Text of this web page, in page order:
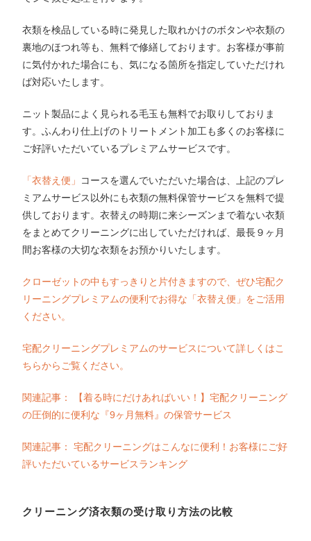
衣類を検品している時に発見した取れかけのボタンや衣類の
裏地のほつれ等も、無料で修繕しております。お客様が事前
に気付かれた場合にも、気になる箇所を指定していただけれ
ば対応いたします。
ニット製品によく見られる毛玉も無料でお取りしておりま
す。ふんわり仕上げのトリートメント加工も多くのお客様に
ご好評いただいているプレミアムサービスです。
「衣替え便」 コースを選んでいただいた場合は、上記のプレ
ミアムサービス以外にも衣類の無料保管サービスを無料で提
供しております。衣替えの時期に来シーズンまで着ない衣類
をまとめてクリーニングに出していただければ、最長９ヶ月
間お客様の大切な衣類をお預かりいたします。
クローゼットの中もすっきりと片付きますので、ぜひ宅配ク
リーニングプレミアムの便利でお得な「衣替え便」をご活用
ください。
宅配クリーニングプレミアムのサービスについて詳しくはこ
ちらからご覧ください。
関連記事： 【着る時にだけあればいい！】宅配クリーニング
の圧倒的に便利な『9ヶ月無料』の保管サービス
関連記事： 宅配クリーニングはこんなに便利！お客様にご好
評いただいているサービスランキング
クリーニング済衣類の受け取り方法の比較